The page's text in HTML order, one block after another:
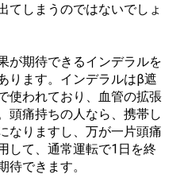
てしまうのではないでしょ
が期待できるインデラルを
ります。インデラルはβ遮
使われており、血管の拡張
頭痛持ちの人なら、携帯し
なりますし、万が一片頭痛
して、通常運転で1日を終
待できます。